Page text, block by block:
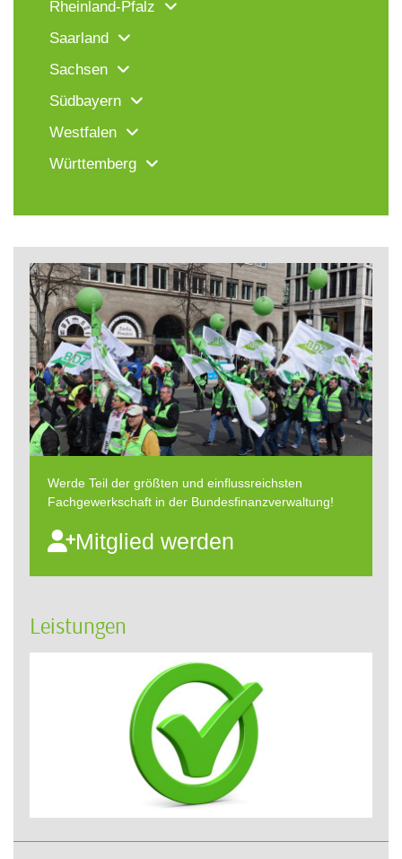
Rheinland-Pfalz
Saarland
Sachsen
Südbayern
Westfalen
Württemberg
Werde Teil der größten und einflussreichsten
Fachgewerkschaft in der Bundesfinanzverwaltung!
Mitglied werden
Leistungen